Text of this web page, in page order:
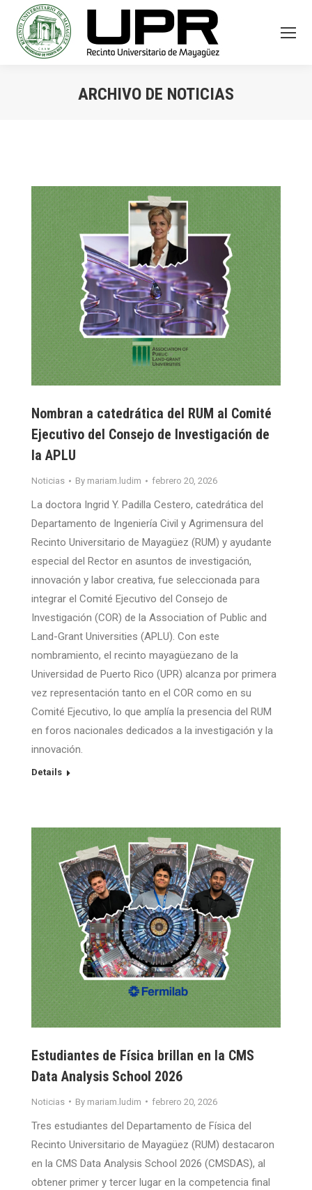
ARCHIVO DE NOTICIAS
Nombran a catedrática del RUM al Comité
Ejecutivo del Consejo de Investigación de
la APLU
Noticias By mariam.ludim febrero 20, 2026
La doctora Ingrid Y. Padilla Cestero, catedrática del
Departamento de Ingeniería Civil y Agrimensura del
Recinto Universitario de Mayagüez (RUM) y ayudante
especial del Rector en asuntos de investigación,
innovación y labor creativa, fue seleccionada para
integrar el Comité Ejecutivo del Consejo de
Investigación (COR) de la Association of Public and
Land-Grant Universities (APLU). Con este
nombramiento, el recinto mayagüezano de la
Universidad de Puerto Rico (UPR) alcanza por primera
vez representación tanto en el COR como en su
Comité Ejecutivo, lo que amplía la presencia del RUM
en foros nacionales dedicados a la investigación y la
innovación.
Details
Estudiantes de Física brillan en la CMS
Data Analysis School 2026
Noticias By mariam.ludim febrero 20, 2026
Tres estudiantes del Departamento de Física del
Recinto Universitario de Mayagüez (RUM) destacaron
en la CMS Data Analysis School 2026 (CMSDAS), al
obtener primer y tercer lugar en la competencia final